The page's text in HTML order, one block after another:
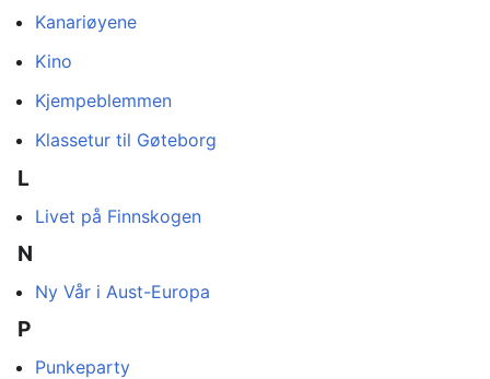
Kanariøyene
Kino
Kjempeblemmen
Klassetur til Gøteborg
L
Livet på Finnskogen
N
Ny Vår i Aust-Europa
P
Punkeparty